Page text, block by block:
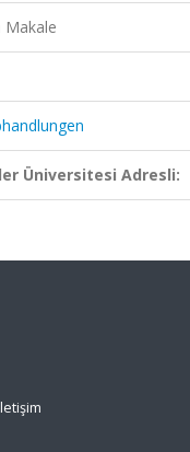
Makale
Üniversitesi Adresli: